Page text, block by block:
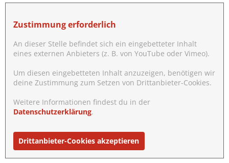
Zustimmung erforderlich
An dieser Stelle befindet sich ein eingebetteter Inhalt
eines externen Anbieters (z. B. von YouTube oder Vimeo).
Um diesen eingebetteten Inhalt anzuzeigen, benötigen wir
deine Zustimmung zum Setzen von Drittanbieter-Cookies.
Weitere Informationen findest du in der
Datenschutzerklärung.
Drittanbieter-Cookies akzeptieren